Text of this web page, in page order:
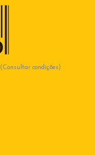
(Consultar condições)